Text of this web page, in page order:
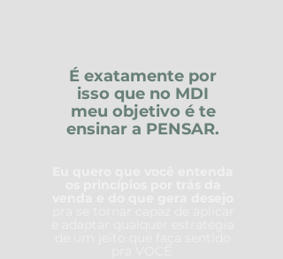
É exatamente por
isso que no MDI
meu objetivo é te
ensinar a PENSAR.